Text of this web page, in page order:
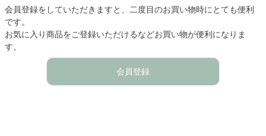
会員登録をしていただきますと、二度目のお買い物時にとても便利
です。
お気に入り商品をご登録いただけるなどお買い物が便利になりま
す。
会員登録